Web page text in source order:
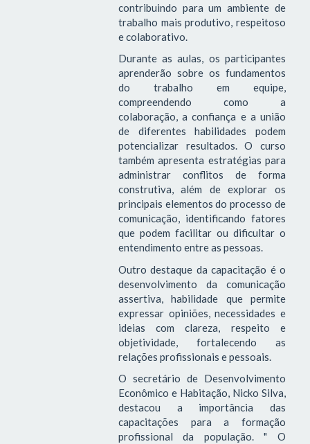
contribuindo para um ambiente de
trabalho mais produtivo, respeitoso
e colaborativo.
Durante as aulas, os participantes
aprenderão sobre os fundamentos
do trabalho em equipe,
compreendendo como a
colaboração, a confiança e a união
de diferentes habilidades podem
potencializar resultados. O curso
também apresenta estratégias para
administrar conflitos de forma
construtiva, além de explorar os
principais elementos do processo de
comunicação, identificando fatores
que podem facilitar ou dificultar o
entendimento entre as pessoas.
Outro destaque da capacitação é o
desenvolvimento da comunicação
assertiva, habilidade que permite
expressar opiniões, necessidades e
ideias com clareza, respeito e
objetividade, fortalecendo as
relações profissionais e pessoais.
O secretário de Desenvolvimento
Econômico e Habitação, Nicko Silva,
destacou a importância das
capacitações para a formação
profissional da população. " O